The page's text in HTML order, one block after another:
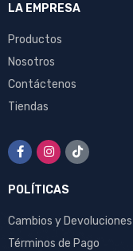
LA EMPRESA
Productos
Nosotros
Contáctenos
Tiendas
POLÍTICAS
Cambios y Devoluciones
Términos de Pago